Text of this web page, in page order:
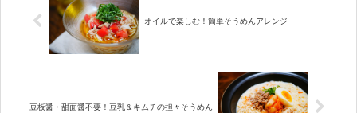
オイルで楽しむ！簡単そうめんアレンジ
豆板醤・甜面醤不要！豆乳＆キムチの担々そうめん